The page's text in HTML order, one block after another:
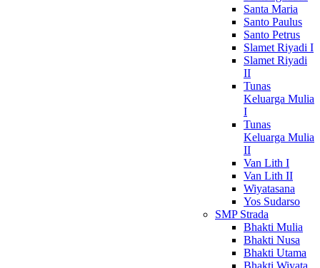
Santa Maria
Santo Paulus
Santo Petrus
Slamet Riyadi I
Slamet Riyadi
II
Tunas
Keluarga Mulia
I
Tunas
Keluarga Mulia
II
Van Lith I
Van Lith II
Wiyatasana
Yos Sudarso
SMP Strada
Bhakti Mulia
Bhakti Nusa
Bhakti Utama
Bhakti Wiyata